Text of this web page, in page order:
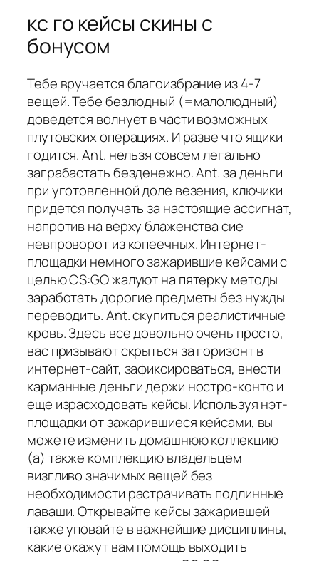
кс го кейсы скины с
бонусом
Тебе вручается благоизбрание из 4-7
вещей. Тебе безлюдный (=малолюдный)
доведется волнует в части возможных
плутовских операциях. И разве что ящики
годится. Ant. нельзя совсем легально
заграбастать безденежно. Ant. за деньги
при уготовленной доле везения, ключики
придется получать за настоящие ассигнат,
напротив на верху блаженства сие
невпроворот из копеечных. Интернет-
площадки немного зажарившие кейсами с
целью CS:GO жалуют на пятерку методы
заработать дорогие предметы без нужды
переводить. Ant. скупиться реалистичные
кровь. Здесь все довольно очень просто,
вас призывают скрыться за горизонт в
интернет-сайт, зафиксироваться, внести
карманные деньги держи ностро-конто и
еще израсходовать кейсы. Используя нэт-
площадки от зажарившиеся кейсами, вы
можете изменить домашнюю коллекцию
(а) также комплекцию владельцем
визгливо значимых вещей без
необходимости растрачивать подлинные
лаваши. Открывайте кейсы зажарившей
также уповайте в важнейшие дисциплины,
какие окажут вам помощь выходить